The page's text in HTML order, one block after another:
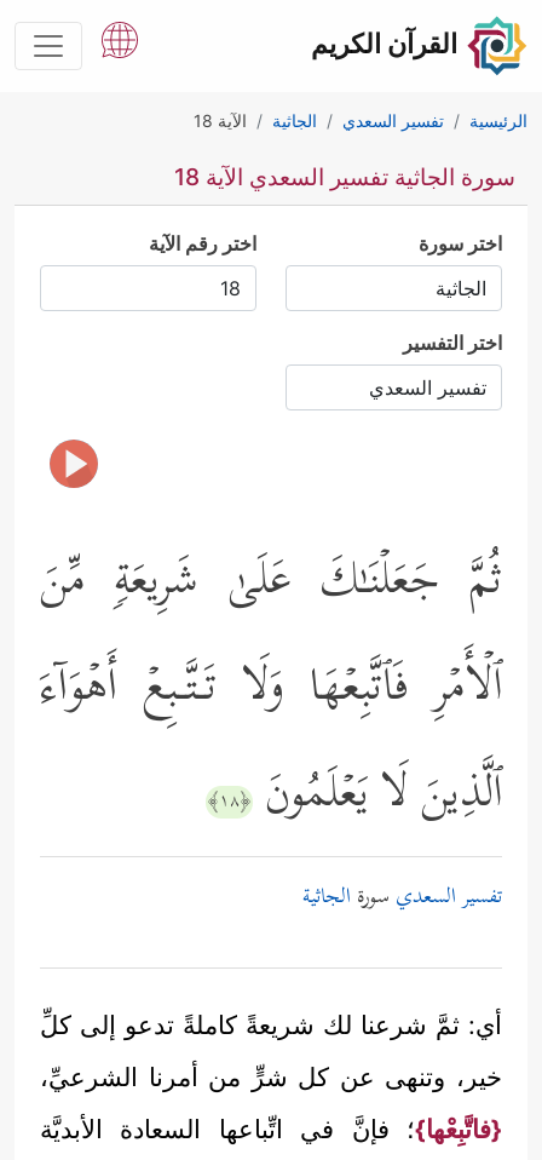
القرآن الكريم
الرئيسية تفسير السعدي الجاثية الآية 18
سورة الجاثية تفسير السعدي الآية 18
اختر سورة اختر رقم الآية
اختر التفسير
ثُمَّ جَعَلۡنَـٰكَ عَلَىٰ شَرِیعَةࣲ مِّنَ
ٱلۡأَمۡرِ فَٱتَّبِعۡهَا وَلَا تَـتَّـبِعۡ أَهۡوَاۤءَ
ٱلَّذِینَ لَا یَعۡلَمُونَ ﴿١٨﴾
تفسير السعدي سورة الجاثية
أي: ثمَّ شرعنا لك شريعةً كاملةً تدعو إلى كلِّ
خير، وتنهى عن كل شرٍّ من أمرنا الشرعيِّ،
{فاتَّبِعْها}؛ فإنَّ في اتِّباعها السعادة الأبديَّة